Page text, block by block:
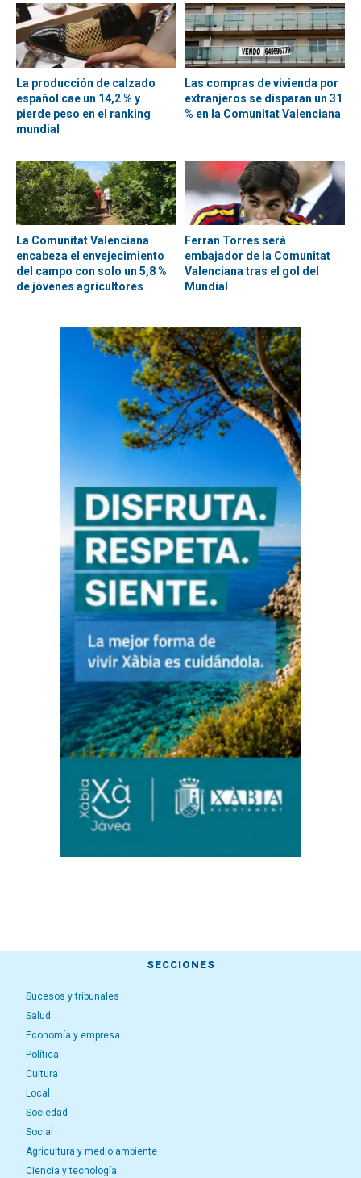
La producción de calzado
español cae un 14,2 % y
pierde peso en el ranking
mundial
Las compras de vivienda por
extranjeros se disparan un 31
% en la Comunitat Valenciana
La Comunitat Valenciana
encabeza el envejecimiento
del campo con solo un 5,8 %
de jóvenes agricultores
Ferran Torres será
embajador de la Comunitat
Valenciana tras el gol del
Mundial
SECCIONES
Sucesos y tribunales
Salud
Economía y empresa
Política
Cultura
Local
Sociedad
Social
Agricultura y medio ambiente
Ciencia y tecnología